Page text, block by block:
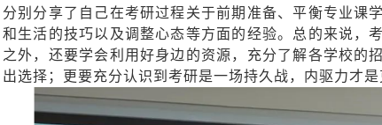
分别分享了自己在考研过程关于前期准备、平衡专业课
和生活的技巧以及调整心态等方面的经验。总的来说，
之外，还要学会利用好身边的资源，充分了解各学校的
出选择；更要充分认识到考研是一场持久战，内驱力才是